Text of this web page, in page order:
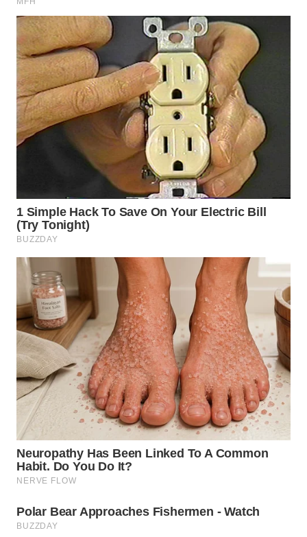
WN
CIREBON
WN
INDRAMAYU
WN
KUNINGAN
MAJALENGKA
WN
WN
SUKABUMI
WN
PURWAKARTA
WN
PRIANGAN
TIMUR
WN
SEMARANG
SOLO